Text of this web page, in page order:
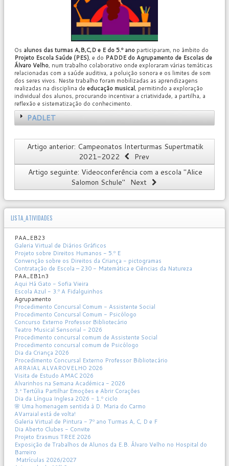
Os alunos das turmas A,B,C,D e E do 5.º ano participaram, no âmbito do
Projeto Escola Saúde (PES), e do PADDE do Agrupamento de Escolas de
Álvaro Velho, num trabalho colaborativo onde exploraram várias temáticas
relacionadas com a saúde auditiva, a poluição sonora e os limites de som
dos seres vivos. Neste trabalho foram mobilizadas as aprendizagens
realizadas na disciplina de educação musical, permitindo a exploração
individual dos alunos, procurando incentivar a criatividade, a partilha, a
reflexão e sistematização do conhecimento.
PADLET
Artigo anterior: Campeonatos Interturmas Supertmatik
2021-2022
Prev
Artigo seguinte: Videoconferência com a escola "Alice
Salomon Schule" Next
LISTA_ATIVIDADES
PAA_EB23
Galeria Virtual de Diários Gráficos
Projeto sobre Direitos Humanos - 5.º E
Convenção sobre os Direitos da Criança - pictogramas
Contratação de Escola – 230 - Matemática e Ciências da Natureza
PAA_EB1n3
Aqui Há Gato - Sofia Vieira
Escola Azul - 3.º A Fidalguinhos
Agrupamento
Procedimento Concursal Comum - Assistente Social
Procedimento Concursal Comum - Psicólogo
Concurso Externo Professor Bibliotecário
Teatro Musical Sensorial - 2026
Procedimento concursal comum de Assistente Social
Procedimento concursal comum de Psicólogo
Dia da Criança 2026
Procedimento Concursal Externo Professor Bibliotecário
ARRAIAL ALVAROVELHO 2026
Visita de Estudo AMAC 2026
Alvarinhos na Semana Académica - 2026
3.ª Tertúlia Partilhar Emoções e Abrir Corações
Dia da Língua Inglesa 2026 - 1.º ciclo
🌸 Uma homenagem sentida à D. Maria do Carmo
AVarraial está de volta!
Galeria Virtual de Pintura - 7º ano Turmas A, C, D e F
Dia Aberto Clubes - Convite
Projeto Erasmus TREE 2026
Exposição de Trabalhos de Alunos da E.B. Álvaro Velho no Hospital do
Barreiro
Matrículas 2026/2027